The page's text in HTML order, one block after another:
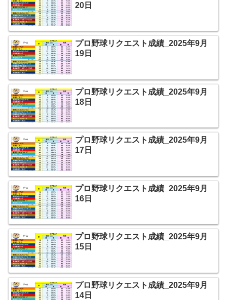
20日
プロ野球リクエスト成績_2025年9月
19日
プロ野球リクエスト成績_2025年9月
18日
プロ野球リクエスト成績_2025年9月
17日
プロ野球リクエスト成績_2025年9月
16日
プロ野球リクエスト成績_2025年9月
15日
プロ野球リクエスト成績_2025年9月
14日